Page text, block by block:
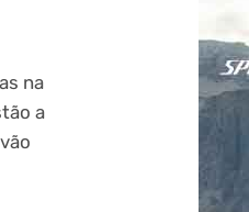
na
a